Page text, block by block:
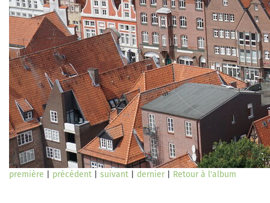
première précédent suivant dernier| Retour à l'album